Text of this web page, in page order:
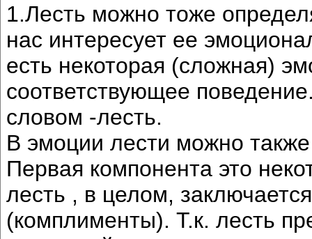
1.Лесть можно тоже
нас интересует ее
есть некоторая (сложная)
соответствующее
словом -лесть.
В эмоции лести можно
Первая компонента это
лесть , в целом,
(комплименты). Т.к. лесть